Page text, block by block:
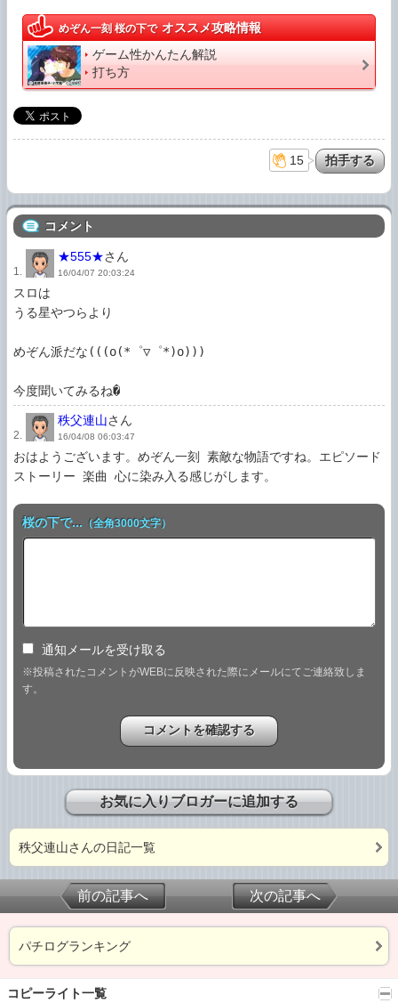
めぞん一刻 桜の下で オススメ攻略情報
ゲーム性かんたん解説
打ち方
15
コメント
1.
★555★さん
16/04/07 20:03:24
スロは
うる星やつらより
めぞん派だな(((o(*゜▽゜*)o)))
2.
秩父連山さん
16/04/08 06:03:47
おはようございます。めぞん一刻 素敵な物語ですね。エピソード
ストーリー 楽曲 心に染み入る感じがします。
桜の下で... （全角3000文字）
通知メールを受け取る
※投稿されたコメントがWEBに反映された際にメールにてご連絡致しま
す。
お気に入りブロガーに追加する
秩父連山さんの日記一覧
前の記事へ 次の記事へ
パチログランキング
コピーライト一覧